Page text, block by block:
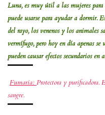
Luna, es muy útil a las mujeres para
puede usarse para ayudar a dormir.
del rayo, los venenos y los animales
vermífugo, pero hoy en día apenas
pueden causar efectos secundarios en
Fumaria: Protectora y purificadora.
sangre.